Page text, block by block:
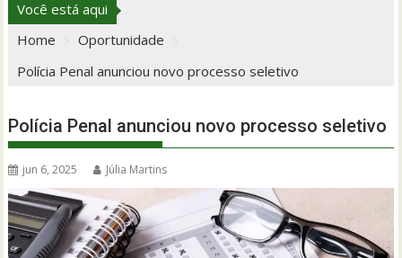
Você está aqui
Home
Oportunidade
Polícia Penal anunciou novo processo seletivo
Polícia Penal anunciou novo processo seletivo
jun 6, 2025 Júlia Martins